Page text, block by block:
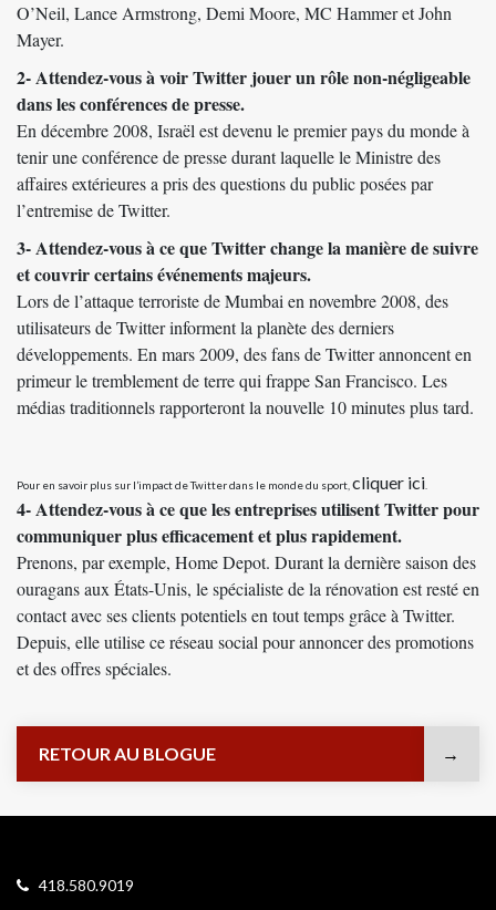
O’Neil, Lance Armstrong, Demi Moore, MC Hammer et John
Mayer.
2- Attendez-vous à voir Twitter jouer un rôle non-négligeable
dans les conférences de presse.
En décembre 2008, Israël est devenu le premier pays du monde à
tenir une conférence de presse durant laquelle le Ministre des
affaires extérieures a pris des questions du public posées par
l’entremise de Twitter.
3- Attendez-vous à ce que Twitter change la manière de suivre
et couvrir certains événements majeurs.
Lors de l’attaque terroriste de Mumbai en novembre 2008, des
utilisateurs de Twitter informent la planète des derniers
développements. En mars 2009, des fans de Twitter annoncent en
primeur le tremblement de terre qui frappe San Francisco. Les
médias traditionnels rapporteront la nouvelle 10 minutes plus tard.
Pour en savoir plus sur l’impact de Twitter dans le monde du sport, cliquer ici
4- Attendez-vous à ce que les entreprises utilisent Twitter pour
communiquer plus efficacement et plus rapidement.
Prenons, par exemple, Home Depot. Durant la dernière saison des
ouragans aux États-Unis, le spécialiste de la rénovation est resté en
contact avec ses clients potentiels en tout temps grâce à Twitter.
Depuis, elle utilise ce réseau social pour annoncer des promotions
et des offres spéciales.
RETOUR AU BLOGUE
418.580.9019